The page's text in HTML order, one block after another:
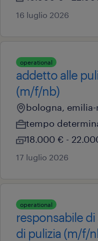
16 luglio 2026
operational
addetto alle
(m/f/nb)
bologna,
tempo
18.000 € -
17 luglio 2026
operational
responsabile
di pulizia (m/f/